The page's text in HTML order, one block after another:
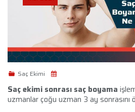
Saç Ekimi
Saç ekimi sonrası saç boyama
uzmanlar çoğu uzman 3 ay sonrasını